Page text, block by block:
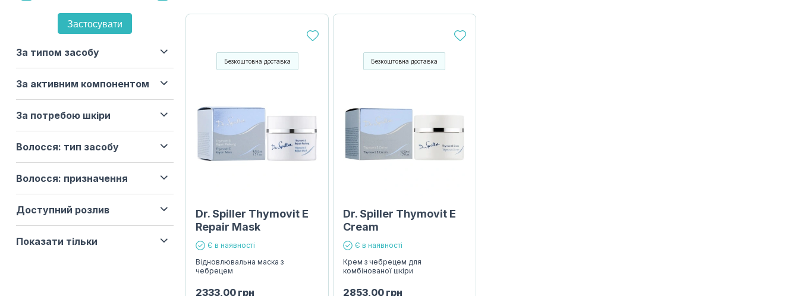
Застосувати
За типом засобу
За активним компонентом
За потребою шкіри
Волосся: тип засобу
Волосся: призначення
Доступний розлив
Показати тільки
Безкоштовна доставка
Dr. Spiller Thymovit E
Repair Mask
Є в наявності
Відновлювальна маска з
чебрецем
2333,00 грн
Безкоштовна доставка
Dr. Spiller Thymovit E
Cream
Є в наявності
Крем з чебрецем для
комбінованої шкіри
2853,00 грн